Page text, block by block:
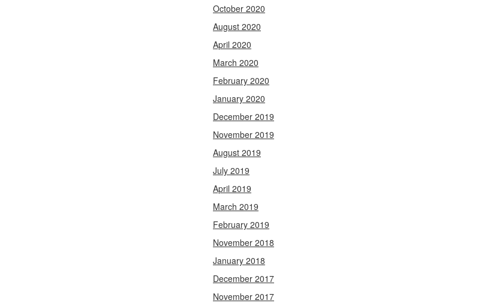
October 2020
August 2020
April 2020
March 2020
February 2020
January 2020
December 2019
November 2019
August 2019
July 2019
April 2019
March 2019
February 2019
November 2018
January 2018
December 2017
November 2017